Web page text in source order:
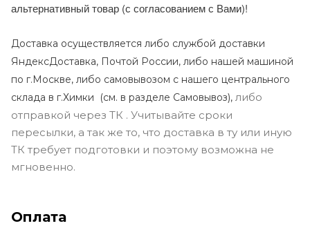
альтернативный товар (с согласованием с Вами)!
Доставка осуществляется либо службой доставки
ЯндексДоставка, Почтой России, либо нашей машиной
по г.Москве, либо самовывозом с нашего центрального
склада в г.Химки (см. в разделе Самовывоз), либо
отправкой через ТК . Учитывайте сроки
пересылки, а так же то, что доставка в ту или иную
ТК требует подготовки и поэтому возможна не
мгновенно.
Оплата